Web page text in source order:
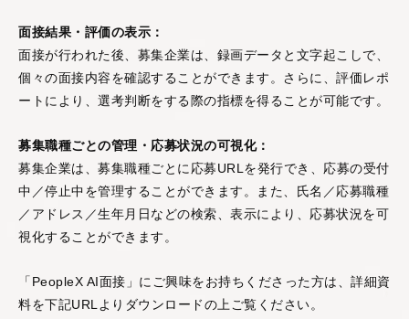
面接結果・評価の表示：
面接が行われた後、募集企業は、録画データと文字起こしで、
個々の面接内容を確認することができます。さらに、評価レポ
ートにより、選考判断をする際の指標を得ることが可能です。
募集職種ごとの管理・応募状況の可視化：
募集企業は、募集職種ごとに応募URLを発行でき、応募の受付
中／停止中を管理することができます。また、氏名／応募職種
／アドレス／生年月日などの検索、表示により、応募状況を可
視化することができます。
「PeopleX AI面接」にご興味をお持ちくださった方は、詳細資
料を下記URLよりダウンロードの上ご覧ください。